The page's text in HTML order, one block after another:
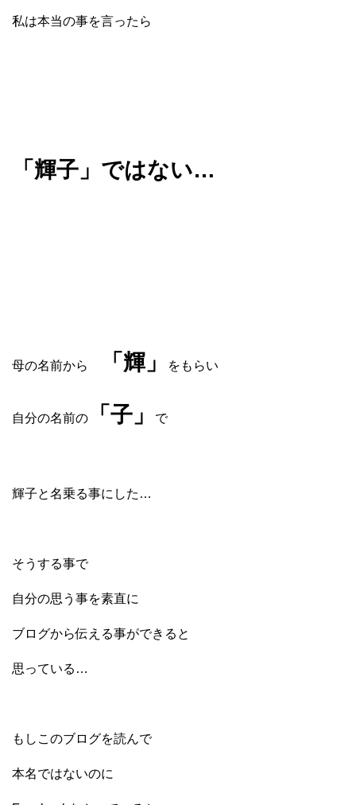
私は本当の事を言ったら
「輝子」ではない…
母の名前から 「 輝」 をもらい
自分の名前の 「子」 で
輝子と名乗る事にした…
そうする事で
自分の思う事を素直に
ブログから伝える事ができると
思っている…
もしこのブログを読んで
本名ではないのに